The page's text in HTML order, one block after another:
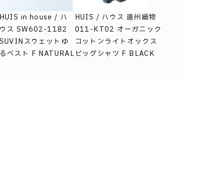
in house / ハ
ス SW602-1182
スウェットゆ
ベスト F NATURAL
HUIS / ハウス 遠州織物
011-KT02 オーガニック
コットンライトオックス
ビッグシャツ F BLACK